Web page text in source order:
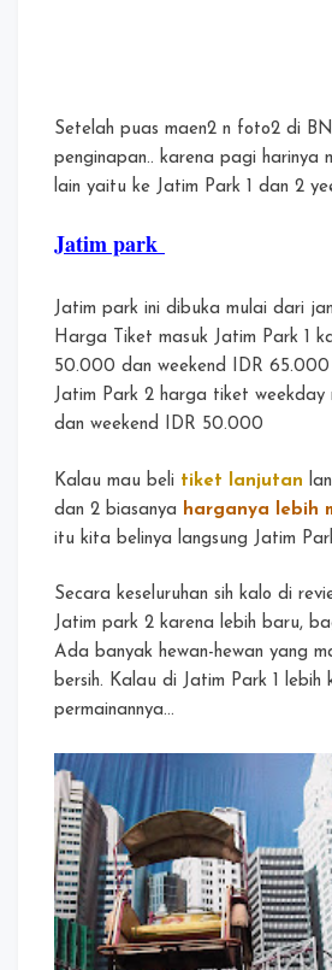
Setelah puas maen2 n foto2 di
penginapan.. karena pagi harinya
lain yaitu ke Jatim Park 1 dan 2
Jatim park
Jatim park ini dibuka mulai dari
Harga Tiket masuk Jatim Park 1
50.000 dan weekend IDR 65.000
Jatim Park 2 harga tiket
dan weekend IDR 50.000
Kalau mau beli tiket lanjutan
dan 2 biasanya harganya lebih
itu kita belinya langsung Jatim
Secara keseluruhan sih kalo di
Jatim park 2 karena lebih baru,
Ada banyak hewan-hewan yang
bersih. Kalau di Jatim Park 1 lebih
permainannya…